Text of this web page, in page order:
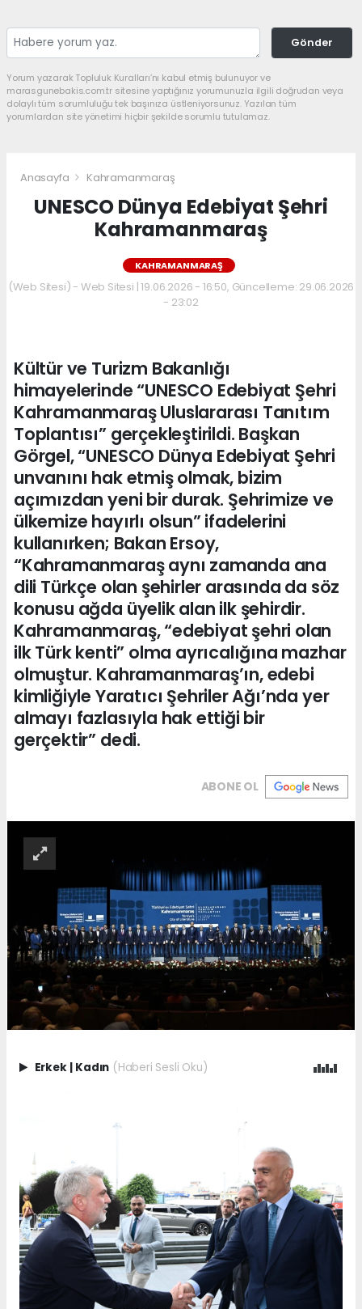
Gönder
Yorum yazarak Topluluk Kuralları’nı kabul etmiş bulunuyor ve
marasgunebakis.com.tr sitesine yaptığınız yorumunuzla ilgili doğrudan veya
dolaylı tüm sorumluluğu tek başınıza üstleniyorsunuz. Yazılan tüm
yorumlardan site yönetimi hiçbir şekilde sorumlu tutulamaz.
Anasayfa Kahramanmaraş
UNESCO Dünya Edebiyat Şehri
Kahramanmaraş
KAHRAMANMARAŞ
(Web Sitesi) - Web Sitesi | 19.06.2026 - 16:50, Güncelleme: 29.06.2026
- 23:02
Kültür ve Turizm Bakanlığı
himayelerinde “UNESCO Edebiyat Şehri
Kahramanmaraş Uluslararası Tanıtım
Toplantısı” gerçekleştirildi. Başkan
Görgel, “UNESCO Dünya Edebiyat Şehri
unvanını hak etmiş olmak, bizim
açımızdan yeni bir durak. Şehrimize ve
ülkemize hayırlı olsun” ifadelerini
kullanırken; Bakan Ersoy,
“Kahramanmaraş aynı zamanda ana
dili Türkçe olan şehirler arasında da söz
konusu ağda üyelik alan ilk şehirdir.
Kahramanmaraş, “edebiyat şehri olan
ilk Türk kenti” olma ayrıcalığına mazhar
olmuştur. Kahramanmaraş’ın, edebi
kimliğiyle Yaratıcı Şehriler Ağı’nda yer
almayı fazlasıyla hak ettiği bir
gerçektir” dedi.
ABONE OL
Erkek Kadın (Haberi Sesli Oku)